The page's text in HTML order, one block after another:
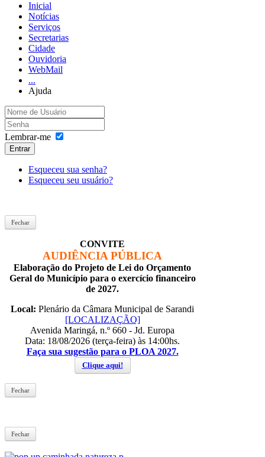
Inicial
Notícias
Serviços
Secretarias
Cidade
Ouvidoria
WebMail
...
Ajuda
Lembrar-me
Entrar
Esqueceu sua senha?
Esqueceu seu usuário?
Fechar
CONVITE
AUDIÊNCIA PÚBLICA
Elaboração do Projeto de Lei do Orçamento
Geral do Município para o exercício financeiro
de 2027.
Local: Plenário da Câmara Municipal de Sarandi
[LOCALIZAÇÃO]
Avenida Maringá, n.º 660 - Jd. Europa
Data: 18/08/2026 (terça-feira) às 14:00hs.
Faça sua sugestão para o PLOA 2027.
Clique aqui!
Fechar
Fechar